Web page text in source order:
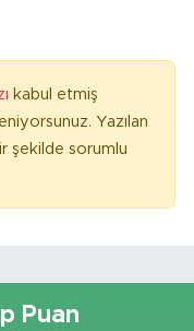
kabul etmiş
Yazılan
şekilde sorumlu
Puan